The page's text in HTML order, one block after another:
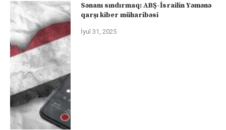
Sənanı sındırmaq: ABŞ-İsrailin Yəmənə
qarşı kiber müharibəsi
İyul 31, 2025